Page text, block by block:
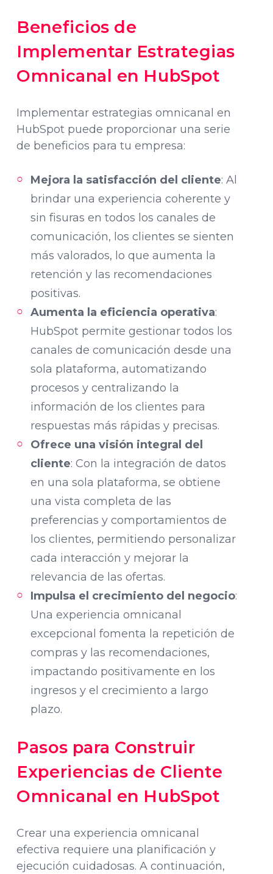
Beneficios de
Implementar Estrategias
Omnicanal en HubSpot
Implementar estrategias omnicanal en
HubSpot puede proporcionar una serie
de beneficios para tu empresa:
Mejora la satisfacción del cliente: Al
brindar una experiencia coherente y
sin fisuras en todos los canales de
comunicación, los clientes se sienten
más valorados, lo que aumenta la
retención y las recomendaciones
positivas.
Aumenta la eficiencia operativa:
HubSpot permite gestionar todos los
canales de comunicación desde una
sola plataforma, automatizando
procesos y centralizando la
información de los clientes para
respuestas más rápidas y precisas.
Ofrece una visión integral del
cliente: Con la integración de datos
en una sola plataforma, se obtiene
una vista completa de las
preferencias y comportamientos de
los clientes, permitiendo personalizar
cada interacción y mejorar la
relevancia de las ofertas.
Impulsa el crecimiento del negocio:
Una experiencia omnicanal
excepcional fomenta la repetición de
compras y las recomendaciones,
impactando positivamente en los
ingresos y el crecimiento a largo
plazo.
Pasos para Construir
Experiencias de Cliente
Omnicanal en HubSpot
Crear una experiencia omnicanal
efectiva requiere una planificación y
ejecución cuidadosas. A continuación,